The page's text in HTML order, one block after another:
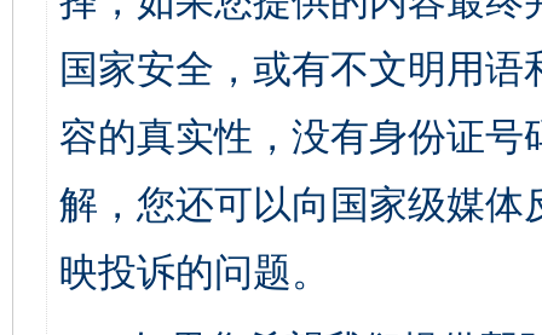
国家安全，或有不文明用
容的真实性，没有身份证
解，您还可以向国家级媒
映投诉的问题。